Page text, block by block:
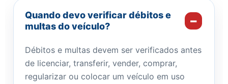
Quando devo verificar débitos e
multas do veículo?
Débitos e multas devem ser verificados antes
de licenciar, transferir, vender, comprar,
regularizar ou colocar um veículo em uso